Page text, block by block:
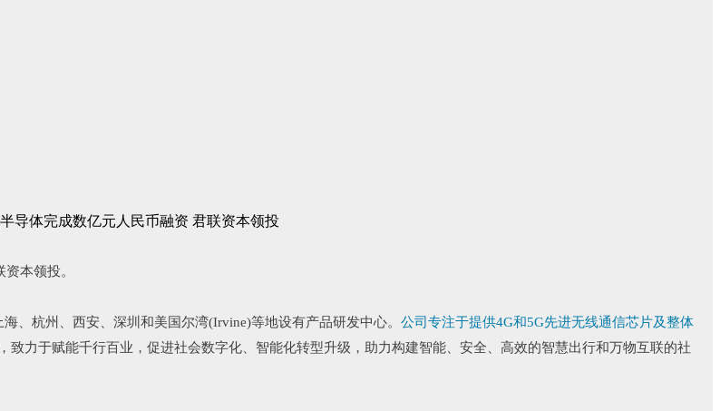
本领投。
、杭州、西安、深圳和美国尔湾(Irvine)等地设有产品研发中心。 公司专注于提供4G和5G先进无线通信芯片及整体
致力于赋能千行百业，促进社会数字化、智能化转型升级，助力构建智能、安全、高效的智慧出行和万物互联的社